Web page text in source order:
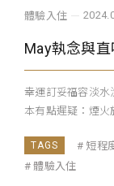
體驗入住
幸運訂妥福容淡水
本有點遲疑：煙火
短程
體驗入住